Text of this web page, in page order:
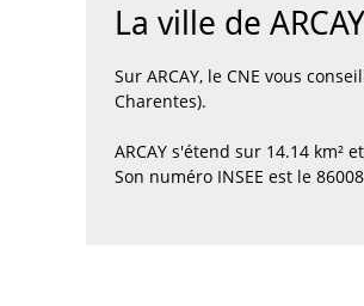
La ville de ARCAY
Sur ARCAY, le CNE vous
Charentes).
ARCAY s'étend sur 14.14 km²
Son numéro INSEE est le